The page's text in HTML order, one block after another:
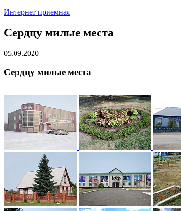
Интернет приемная
Сердцу милые места
05.09.2020
Сердцу милые места